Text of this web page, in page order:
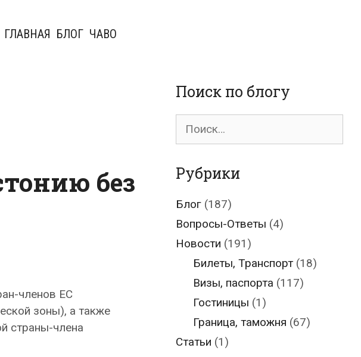
ГЛАВНАЯ БЛОГ ЧАВО
без
членов ЕС
зоны), а также
страны-члена
Поиск по блогу
Поиск
Рубрики
Блог (187)
Вопросы-Ответы (4)
Новости (191)
Билеты, Транспорт(18)
Визы, паспорта (117)
Гостиницы (1)
Граница, таможня (67)
Статьи (1)